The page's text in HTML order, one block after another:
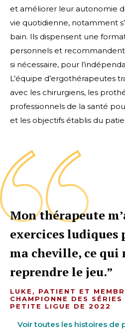
et améliorer leur autonomie
vie quotidienne, notamment
bain. Ils dispensent une
personnels et
si nécessaire, pour
L’équipe d’ergothérapeutes
avec les chirurgiens, les
professionnels de la santé
et les objectifs établis du
Mon thérapeute
exercices
ma cheville, ce qui
reprendre le jeu.
LUKE, PATIENT ET
CHAMPIONNE DES
PETITE LIGUE DE 2022
Voir toutes les histoires de